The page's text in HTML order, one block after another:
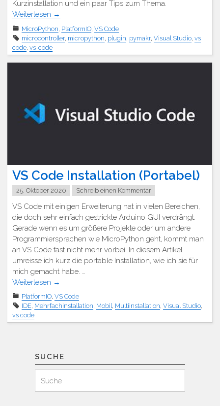
Kurzinstallation und ein paar Tips zum Thema.
Weiterlesen →
MicroPython PlatformIO VS Code
microcontroller, micropython plugin pymakr, Visual Studio vs
code vs-code
VS Code Installation (Portabel)
25. Oktober 2020 Schreib einen Kommentar
VS Code mit einigen Erweiterung hat in vielen Bereichen,
die doch sehr einfach gestrickte Arduino GUI verdrängt.
Gerade wenn es um größere Projekte oder um andere
Programmiersprachen wie MicroPython geht, kommt man
an VS Code fast nicht mehr vorbei. In diesem Artikel
umreisse ich kurz die portable Installation, wie ich sie für
mich gemacht habe. …
Weiterlesen →
PlatformIO, VS Code
IDE, Mehrfachinstallation, Mobil, Multiinstallation, Visual Studio,
vs code
SUCHE
für:
Suchen